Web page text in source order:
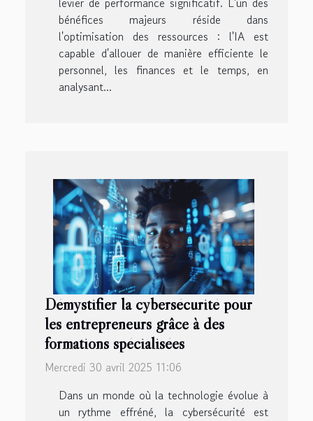
bénéfices majeurs réside dans
l'optimisation des ressources : l'IA est
capable d'allouer de manière efficiente le
personnel, les finances et le temps, en
analysant...
Démystifier la cybersécurité pour
les entrepreneurs grâce à des
formations spécialisées
Mercredi 30 avril 2025 11:06
Dans un monde où la technologie évolue à
un rythme effréné, la cybersécurité est